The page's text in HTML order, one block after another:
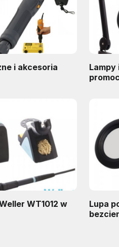
i akcesoria
Lampy
WT1012 w
Lupa